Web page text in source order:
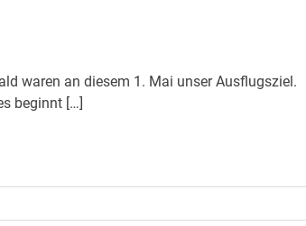
waren an diesem 1. Mai unser Ausflugsziel.
beginnt […]